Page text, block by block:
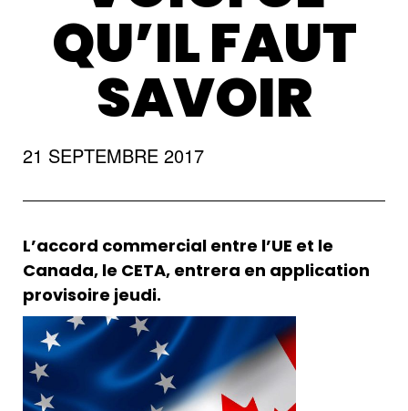
QU’IL FAUT
SAVOIR
21 SEPTEMBRE 2017
L’accord commercial entre l’UE et le
Canada, le CETA, entrera en application
provisoire jeudi.